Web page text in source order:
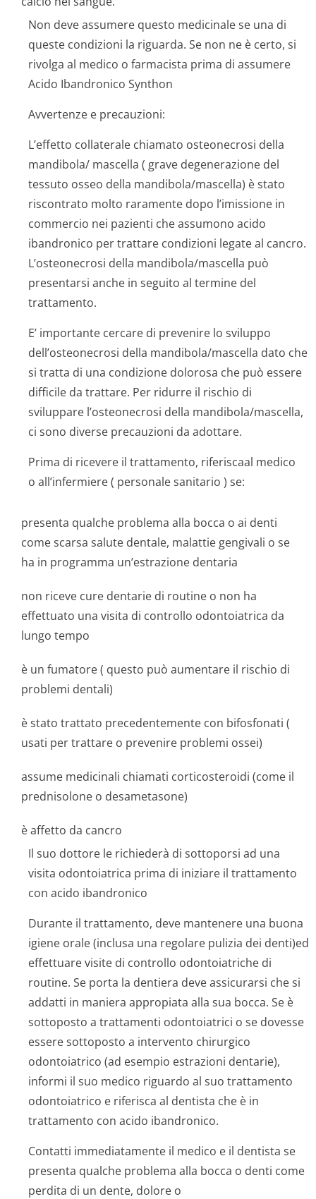
Non deve assumere questo medicinale se una di
queste condizioni la riguarda. Se non ne è certo, si
rivolga al medico o farmacista prima di assumere
Acido Ibandronico Synthon
Avvertenze e precauzioni:
L’effetto collaterale chiamato osteonecrosi della
mandibola/ mascella ( grave degenerazione del
tessuto osseo della mandibola/mascella) è stato
riscontrato molto raramente dopo l’imissione in
commercio nei pazienti che assumono acido
ibandronico per trattare condizioni legate al cancro.
L’osteonecrosi della mandibola/mascella può
presentarsi anche in seguito al termine del
trattamento.
E’ importante cercare di prevenire lo sviluppo
dell’osteonecrosi della mandibola/mascella dato che
si tratta di una condizione dolorosa che può essere
difficile da trattare. Per ridurre il rischio di
sviluppare l’osteonecrosi della mandibola/mascella,
ci sono diverse precauzioni da adottare.
Prima di ricevere il trattamento, riferiscaal medico
o all’infermiere ( personale sanitario ) se:
presenta qualche problema alla bocca o ai denti
come scarsa salute dentale, malattie gengivali o se
ha in programma un’estrazione dentaria
non riceve cure dentarie di routine o non ha
effettuato una visita di controllo odontoiatrica da
lungo tempo
è un fumatore ( questo può aumentare il rischio di
problemi dentali)
è stato trattato precedentemente con bifosfonati (
usati per trattare o prevenire problemi ossei)
assume medicinali chiamati corticosteroidi (come il
prednisolone o desametasone)
è affetto da cancro
Il suo dottore le richiederà di sottoporsi ad una
visita odontoiatrica prima di iniziare il trattamento
con acido ibandronico
Durante il trattamento, deve mantenere una buona
igiene orale (inclusa una regolare pulizia dei denti)ed
effettuare visite di controllo odontoiatriche di
routine. Se porta la dentiera deve assicurarsi che si
addatti in maniera appropiata alla sua bocca. Se è
sottoposto a trattamenti odontoiatrici o se dovesse
essere sottoposto a intervento chirurgico
odontoiatrico (ad esempio estrazioni dentarie),
informi il suo medico riguardo al suo trattamento
odontoiatrico e riferisca al dentista che è in
trattamento con acido ibandronico.
Contatti immediatamente il medico e il dentista se
presenta qualche problema alla bocca o denti come
perdita di un dente, dolore o